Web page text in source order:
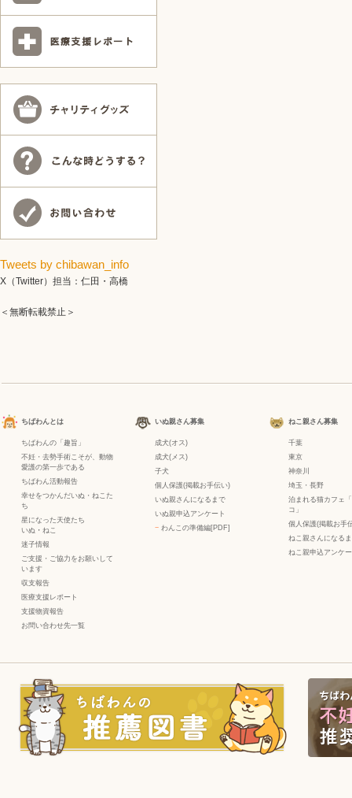
Tweets by chibawan_info
X（Twitter）担当：仁田・高橋
＜無断転載禁止＞
ちばわんとは
ちばわんの「趣旨」
不妊・去勢手術こそが、動物
愛護の第一歩である
ちばわん活動報告
幸せをつかんだいぬ・ねこた
ち
星になった天使たち
いぬ ・ ねこ
迷子情報
ご支援・ご協力をお願いして
います
収支報告
医療支援レポート
支援物資報告
お問い合わせ先一覧
いぬ親さん募集
成犬(オス)
成犬(メス)
子犬
個人保護(掲載お手伝い)
いぬ親さんになるまで
いぬ親申込アンケート
− わんこの準備編[PDF]
ねこ親さん募集
千葉
東京
神奈川
埼玉・長野
泊まれる猫カフェ
コ」
個人保護(掲載お手
ねこ親さんになる
ねこ親申込アンケ